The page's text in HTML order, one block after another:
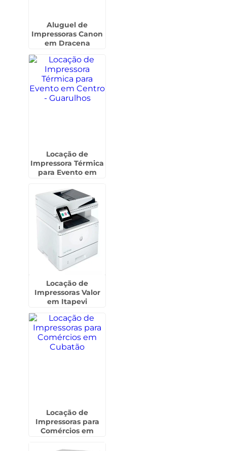
Aluguel de
Impressoras Canon
em Dracena
Locação de
Impressora Térmica
para Evento em
Locação de
Impressoras Valor
em Itapevi
Locação de
Impressoras para
Comércios em